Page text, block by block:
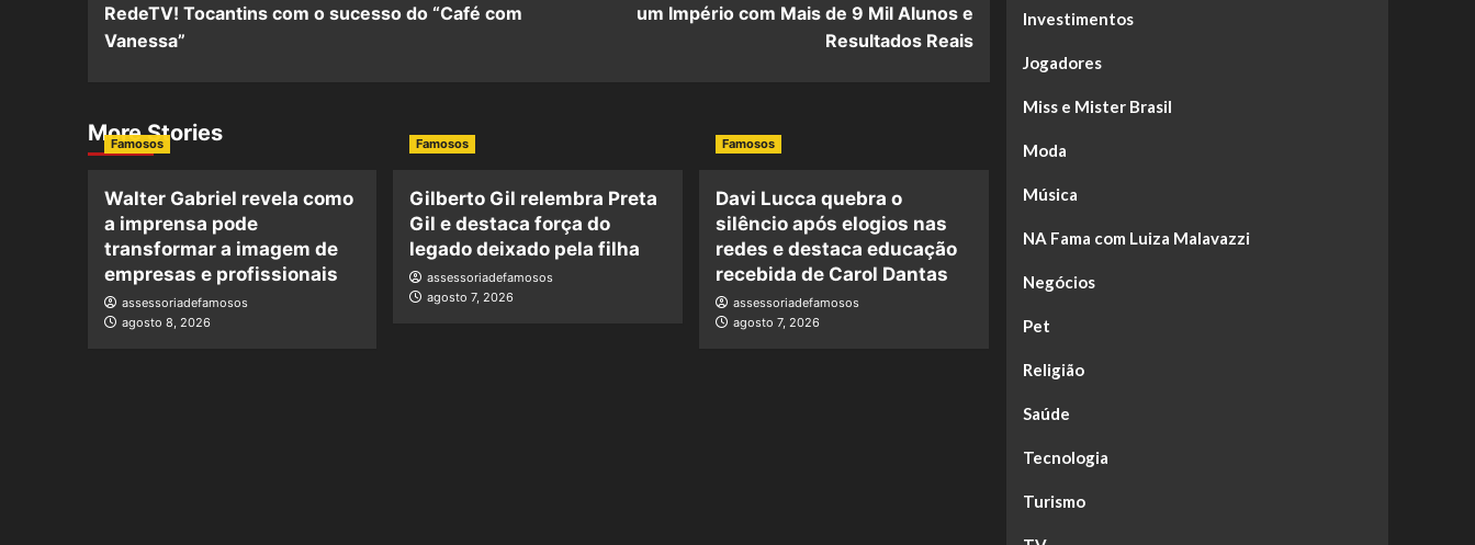
RedeTV! Tocantins com o sucesso do “Café com
Vanessa”
um Império com Mais de 9 Mil Alunos e
Resultados Reais
More Stories
Famosos
Walter Gabriel revela como
a imprensa pode
transformar a imagem de
empresas e profissionais
assessoriadefamosos
agosto 8, 2026
Famosos
Gilberto Gil relembra Preta
Gil e destaca força do
legado deixado pela filha
assessoriadefamosos
agosto 7, 2026
Famosos
Davi Lucca quebra o
silêncio após elogios nas
redes e destaca educação
recebida de Carol Dantas
assessoriadefamosos
agosto 7, 2026
Investimentos
Jogadores
Miss e Mister Brasil
Moda
Música
NA Fama com Luiza Malavazzi
Negócios
Pet
Religião
Saúde
Tecnologia
Turismo